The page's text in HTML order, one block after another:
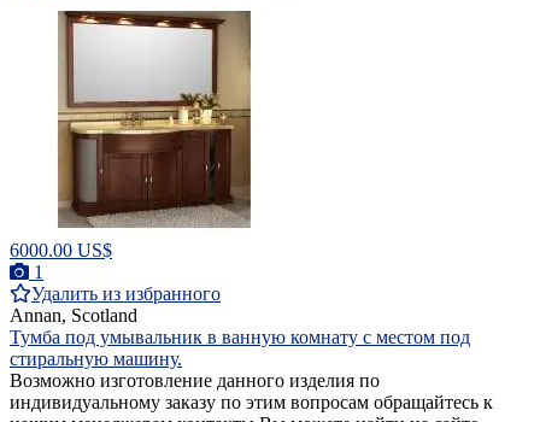
6000.00 US$
1
Удалить из избранного
Annan, Scotland
Тумба под умывальник в ванную комнату с местом под
стиральную машину.
Возможно изготовление данного изделия по
индивидуальному заказу по этим вопросам обращайтесь к